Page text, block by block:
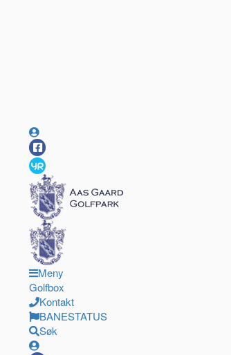
Meny
Golfbox
Kontakt
BANESTATUS
Søk